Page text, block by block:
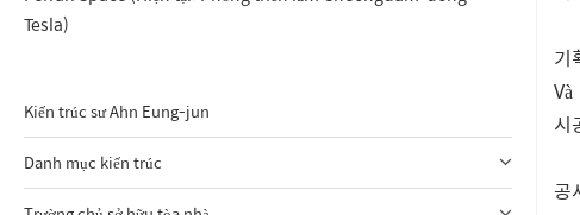
Tesla)
Kiến trúc sư Ahn Eung-jun
Danh mục kiến trúc
기
Và
시
공